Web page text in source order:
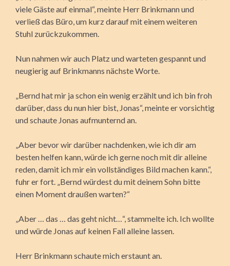
viele Gäste auf einmal“, meinte Herr Brinkmann und
verließ das Büro, um kurz darauf mit einem weiteren
Stuhl zurückzukommen.
Nun nahmen wir auch Platz und warteten gespannt und
neugierig auf Brinkmanns nächste Worte.
„Bernd hat mir ja schon ein wenig erzählt und ich bin froh
darüber, dass du nun hier bist, Jonas“, meinte er vorsichtig
und schaute Jonas aufmunternd an.
„Aber bevor wir darüber nachdenken, wie ich dir am
besten helfen kann, würde ich gerne noch mit dir alleine
reden, damit ich mir ein vollständiges Bild machen kann.“,
fuhr er fort. „Bernd würdest du mit deinem Sohn bitte
einen Moment draußen warten?“
„Aber … das … das geht nicht…“, stammelte ich. Ich wollte
und würde Jonas auf keinen Fall alleine lassen.
Herr Brinkmann schaute mich erstaunt an.